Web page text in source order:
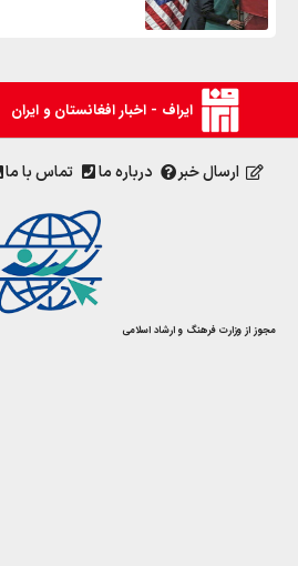
ایراف - اخبار افغانستان و ایران
ارسال خبر درباره ما تماس با ما
مجوز از وزارت فرهنگ و ارشاد اسلامی